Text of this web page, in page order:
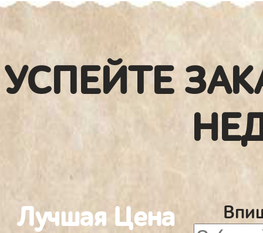
УСПЕЙТЕ
Лучшая Цена